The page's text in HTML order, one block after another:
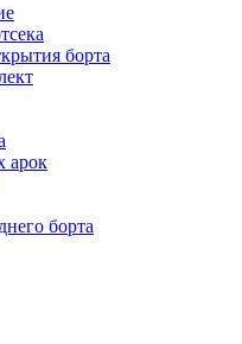
борта
арок
борта